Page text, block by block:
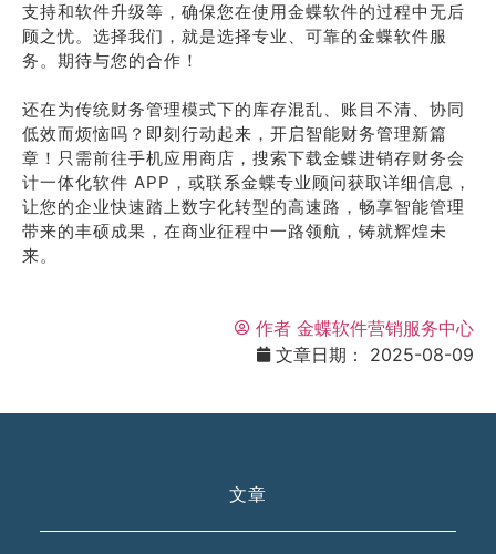
支持和软件升级等，确保您在使用金蝶软件的过程中无后
顾之忧。选择我们，就是选择专业、可靠的金蝶软件服
务。期待与您的合作！
还在为传统财务管理模式下的库存混乱、账目不清、协同
低效而烦恼吗？即刻行动起来，开启智能财务管理新篇
章！只需前往手机应用商店，搜索下载金蝶进销存财务会
计一体化软件 APP，或联系金蝶专业顾问获取详细信息，
让您的企业快速踏上数字化转型的高速路，畅享智能管理
带来的丰硕成果，在商业征程中一路领航，铸就辉煌未
来。
作者 金蝶软件营销服务中心
文章日期：
2025-08-09
文章